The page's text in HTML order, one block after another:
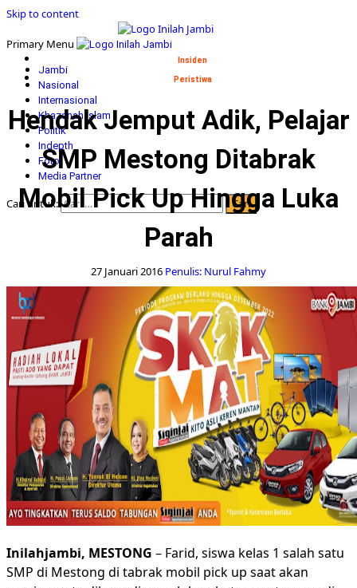
Skip to content
Primary Menu
Jambi
Nasional
Internasional
Khazanah Islam
Politik
Indepth
Foto
Media Partner
Cari untuk:
Insiden
Peristiwa
Hendak Jemput Adik, Pelajar
SMP Mestong Ditabrak
Mobil Pick Up Hingga Luka
Parah
27 Januari 2016 Penulis: Nurul Fahmy
Inilahjambi, MESTONG – Farid, siswa kelas 1 salah satu
SMP di Mestong di tabrak mobil pick up saat akan